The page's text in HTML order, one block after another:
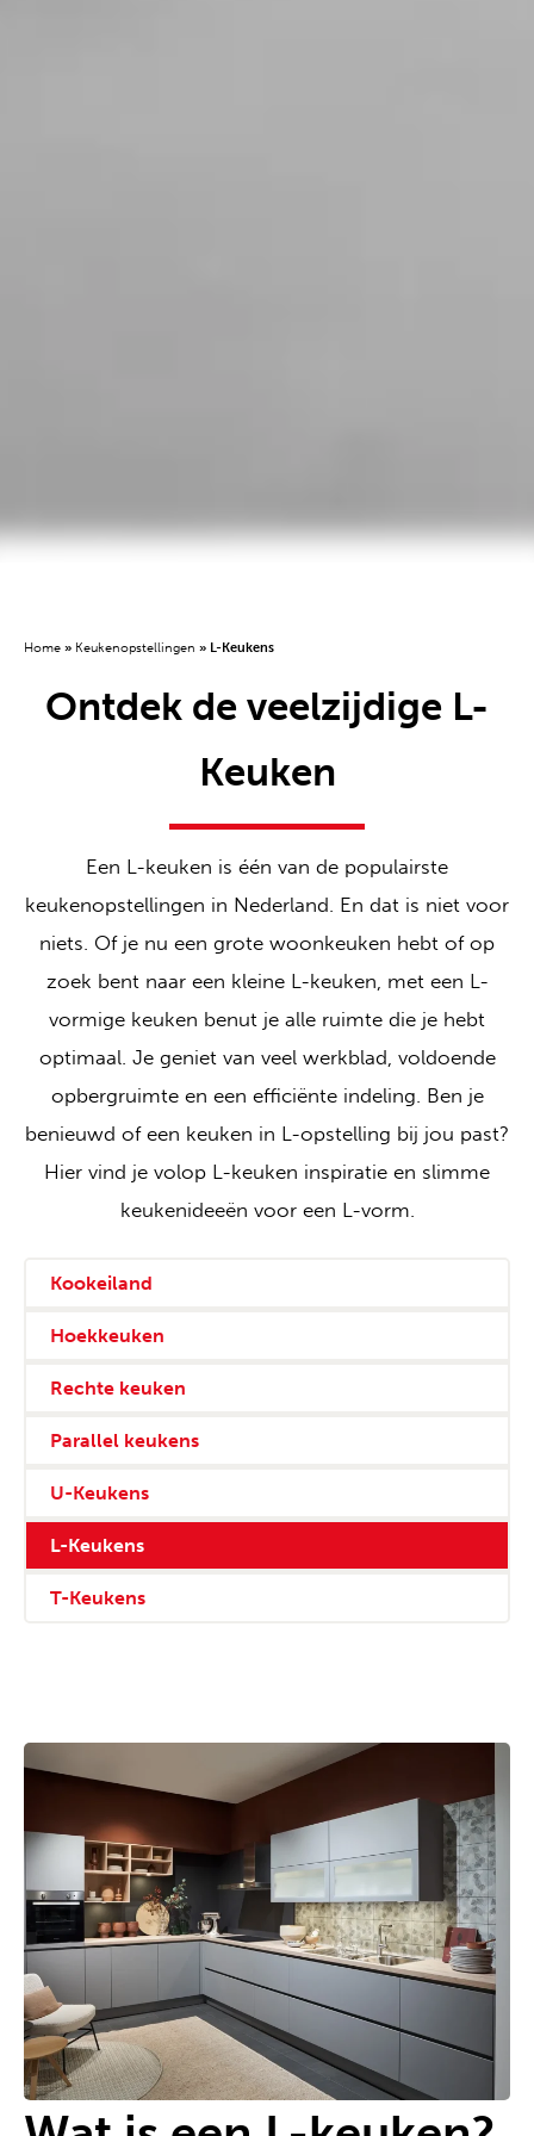
Home » Keukenopstellingen » L-Keukens
Ontdek de veelzijdige L-
Keuken
Een L-keuken is één van de populairste
keukenopstellingen in Nederland. En dat is niet voor
niets. Of je nu een grote woonkeuken hebt of op
zoek bent naar een kleine L-keuken, met een L-
vormige keuken benut je alle ruimte die je hebt
optimaal. Je geniet van veel werkblad, voldoende
opbergruimte en een efficiënte indeling. Ben je
benieuwd of een keuken in L-opstelling bij jou past?
Hier vind je volop L-keuken inspiratie en slimme
keukenideeën voor een L-vorm.
Kookeiland
Hoekkeuken
Rechte keuken
Parallel keukens
U-Keukens
L-Keukens
T-Keukens